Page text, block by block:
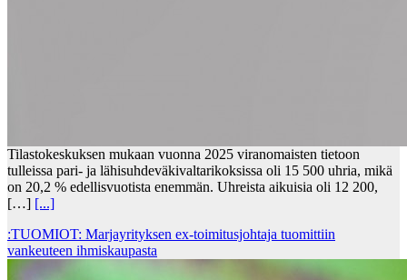
Tilastokeskuksen mukaan vuonna 2025 viranomaisten tietoon
tulleissa pari- ja lähisuhdeväkivaltarikoksissa oli 15 500 uhria, mikä
on 20,2 % edellisvuotista enemmän. Uhreista aikuisia oli 12 200,
[…] [...]
:TUOMIOT: Marjayrityksen ex-toimitusjohtaja tuomittiin
vankeuteen ihmiskaupasta